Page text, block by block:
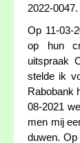
2022-0047.
Op 11-03-
op hun
uitspraak
stelde ik
Rabobank
08-2021
men mij
duwen.